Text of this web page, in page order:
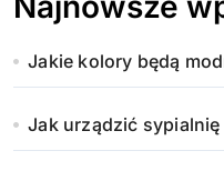
Jakie kolory będą
Jak urządzić